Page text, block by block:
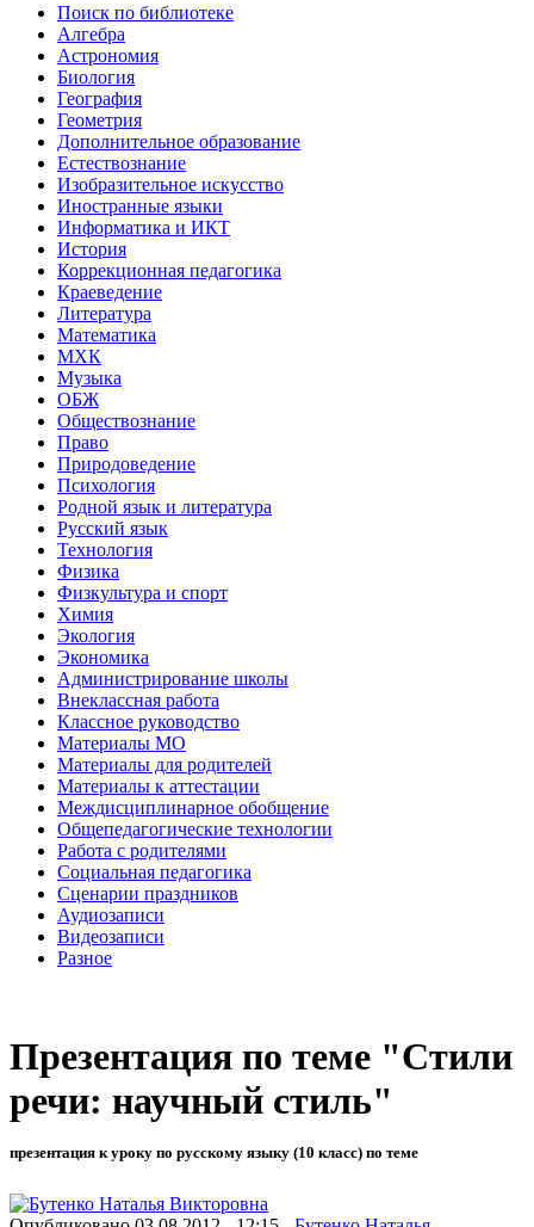
Поиск по библиотеке
Алгебра
Астрономия
Биология
География
Геометрия
Дополнительное образование
Естествознание
Изобразительное искусство
Иностранные языки
Информатика и ИКТ
История
Коррекционная педагогика
Краеведение
Литература
Математика
МХК
Музыка
ОБЖ
Обществознание
Право
Природоведение
Психология
Родной язык и литература
Русский язык
Технология
Физика
Физкультура и спорт
Химия
Экология
Экономика
Администрирование школы
Внеклассная работа
Классное руководство
Материалы МО
Материалы для родителей
Материалы к аттестации
Междисциплинарное обобщение
Общепедагогические технологии
Работа с родителями
Социальная педагогика
Сценарии праздников
Аудиозаписи
Видеозаписи
Разное
Презентация по теме "Стили
речи: научный стиль"
презентация к уроку по русскому языку (10 класс) по теме